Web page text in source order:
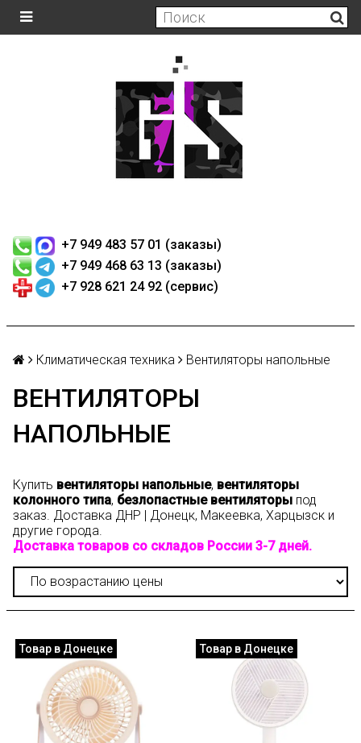
+7 949 483 57 01 (заказы)
+7 949 468 63 13 (заказы)
+7 928 621 24 92 (сервис)
Климатическая техника Вентиляторы напольные
ВЕНТИЛЯТОРЫ
НАПОЛЬНЫЕ
Купить вентиляторы напольные, вентиляторы
колонного типа, безлопастные вентиляторы под
заказ. Доставка ДНР | Донецк, Макеевка, Харцызск и
другие города.
Доставка товаров со складов России 3-7 дней.
Товар в Донецке Товар в Донецке